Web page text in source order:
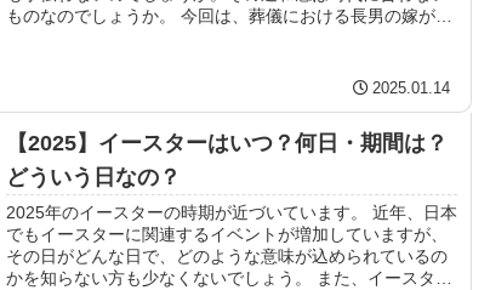
ものなのでしょうか。 今回は、葬儀における長男の嫁が何
2025.01.14
【2025】イースターはいつ？何日・期間は？
どういう日なの？
2025年のイースターの時期が近づいています。 近年、日本
でもイースターに関連するイベントが増加していますが、
その日がどんな日で、どのような意味が込められているの
かを知らない方も少なくないでしょう。 また、イースター